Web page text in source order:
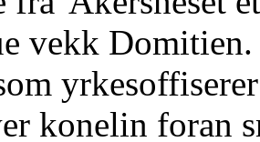
vekk
konelin foran